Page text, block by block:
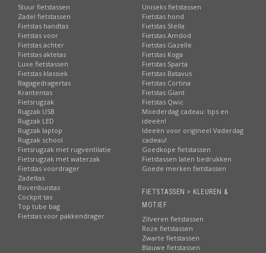
Stuur fietstassen
Zadel fietstassen
Fietstas handtas
Fietstas voor
Fietstas achter
Fietstas aktetas
Luxe fietstassen
Fietstas klassiek
Bagagedragertas
Krantentas
Fietsrugzak
Rugzak USB
Rugzak LED
Rugzak laptop
Rugzak school
Fietsrugzak met rugventilatie
Fietsrugzak met waterzak
Fietstas voordrager
Zadeltas
Bovenbuistas
Cockpit tas
Top tube bag
Fietstas voor pakkendrager
Uniseks fietstassen
Fietstas hond
Fietstas Stella
Fietstas Amslod
Fietstas Gazelle
Fietstas Koga
Fietstas Sparta
Fietstas Batavus
Fietstas Cortina
Fietstas Giant
Fietstas Qwic
Moederdag cadeau: tips en
ideeën!
Ideeën voor origineel Vaderdag
cadeau!
Goedkope fietstassen
Fietstassen laten bedrukken
Goede merken fietstassen
FIETSTASSEN > KLEUREN &
MOTIEF
Zilveren fietstassen
Roze fietstassen
Zwarte fietstassen
Blauwe fietstassen